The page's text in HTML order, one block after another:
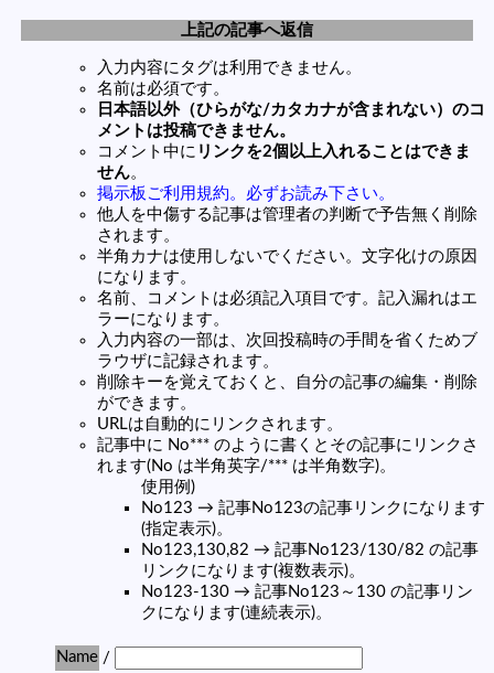
上記の記事へ返信
入力内容にタグは利用できません。
名前は必須です。
日本語以外（ひらがな/カタカナが含まれない）のコ
メントは投稿できません。
コメント中に リンクを2個以上入れることはできま
せん。
掲示板ご利用規約。必ずお読み下さい。
他人を中傷する記事は管理者の判断で予告無く削除
されます。
半角カナは使用しないでください。文字化けの原因
になります。
名前、コメントは必須記入項目です。記入漏れはエ
ラーになります。
入力内容の一部は、次回投稿時の手間を省くためブ
ラウザに記録されます。
削除キーを覚えておくと、自分の記事の編集・削除
ができます。
URLは自動的にリンクされます。
記事中に No*** のように書くとその記事にリンクさ
れます(No は半角英字/*** は半角数字)。
使用例)
No123 → 記事No123の記事リンクになります
(指定表示)。
No123,130,82 → 記事No123/130/82 の記事
リンクになります(複数表示)。
No123-130 → 記事No123～130 の記事リン
クになります(連続表示)。
Name /